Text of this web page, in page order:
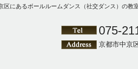
にあるボールルームダンス（社交ダンス）の教
075-
京都市中京